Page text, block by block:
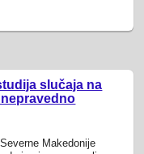
slučaja na
Makedonije